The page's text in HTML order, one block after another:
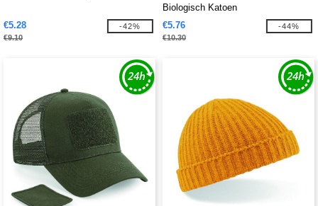
€5.28
€9.10
-42%
Biologisch Katoen
€5.76
€10.30
-44%